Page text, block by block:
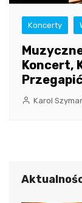
Koncerty
Koncert,
Karol